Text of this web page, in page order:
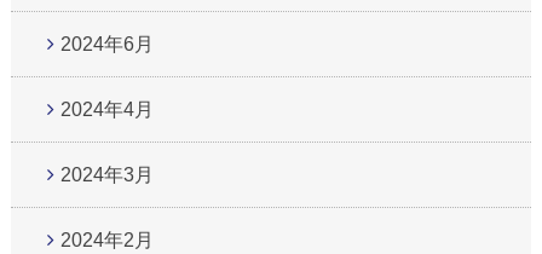
2024年6月
2024年4月
2024年3月
2024年2月